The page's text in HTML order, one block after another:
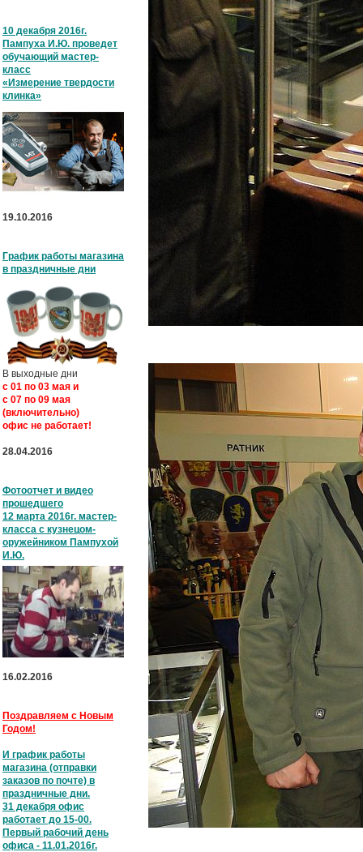
10 декабря 2016г.
Пампуха И.Ю. проведет
обучающий мастер-
класс
«Измерение твердости
клинка»
19.10.2016
График работы магазина
в праздничные дни
В выходные дни
с 01 по 03 мая и
с 07 по 09 мая
(включительно)
офис не работает!
28.04.2016
Фотоотчет и видео
прошедшего
12 марта 2016г. мастер-
класса с кузнецом-
оружейником Пампухой
И.Ю.
16.02.2016
Поздравляем с Новым
Годом!
И график работы
магазина (отправки
заказов по почте) в
праздничные дни.
31 декабря офис
работает до 15-00.
Первый рабочий день
офиса - 11.01.2016г.